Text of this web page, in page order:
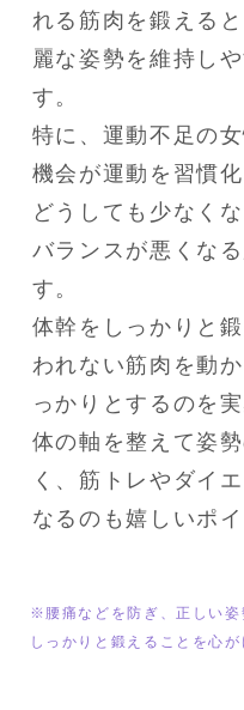
れる筋肉を鍛える
麗な姿勢を維持し
す。
特に、運動不足の
機会が運動を習慣
どうしても少なく
バランスが悪くな
す。
体幹をしっかりと
われない筋肉を動
っかりとするのを
体の軸を整えて姿
く、筋トレやダイ
なるのも嬉しいポ
※腰痛などを防ぎ、正しい
しっかりと鍛えることを心が